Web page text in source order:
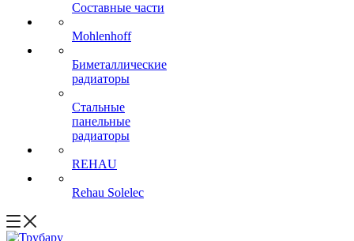
Составные части
Mohlenhoff
Биметаллические
радиаторы
Стальные
панельные
радиаторы
REHAU
Rehau Solelec